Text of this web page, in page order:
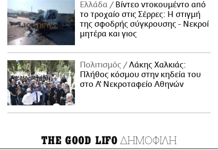
Ελλάδα
Βίντεο ντοκουμέντο από
το τροχαίο στις Σέρρες: Η στιγμή
της σφοδρής σύγκρουσης - Νεκροί
μητέρα και γιος
Πολιτισμός
Λάκης Χαλκιάς:
Πλήθος κόσμου στην κηδεία του
στο Α' Νεκροταφείο Αθηνών
THE GOOD LIFO ΔΗΜΟΦΙΛΗ